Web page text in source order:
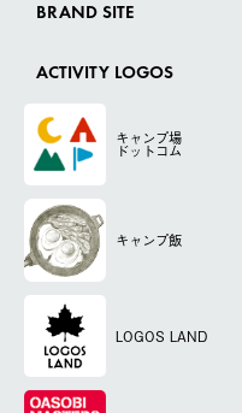
BRAND SITE
ACTIVITY LOGOS
キャンプ場
ドットコム
キャンプ飯
LOGOS LAND